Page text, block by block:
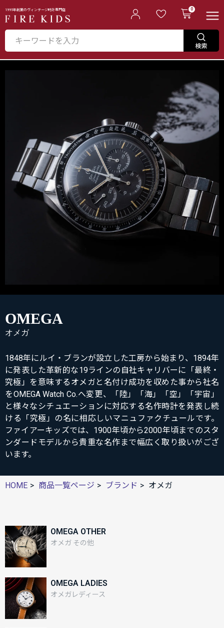
1995年創業のヴィンテージ時計専門店 0
OMEGA
オメガ
1848年にルイ・ブランが設立した工房から始まり、1894年
に発表した革新的な19ラインの自社キャリバーに「最終・
究極」を意味するオメガと名付け成功を収めた事から社名
をOMEGA Watch Co.へ変更、「陸」「海」「空」「宇宙」
と様々なシチュエーションに対応する名作時計を発表し続
ける「究極」の名に相応しいマニュファクチュールです。
ファイアーキッズでは、1900年頃から2000年頃までのスタ
ンダードモデルから貴重な名作まで幅広く取り扱いがござ
います。
HOME 商品一覧ページ ブランド オメガ
OMEGA OTHER
オメガ その他
OMEGA LADIES
オメガレディース